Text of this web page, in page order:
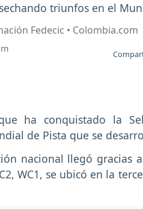
triunfos en el
Fedecic • Colombia.com
ha conquistado la
de Pista que se
nacional llegó gracias
WC1, se ubicó en la